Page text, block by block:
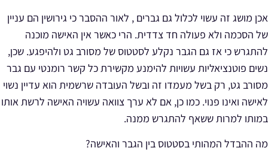
אכן מושג זה עשוי לכלול גם גברים , לאור ההסבר כי גירושין הם עניין
של הסכמה ולא פעולה חד צדדית. הרי כאשר אין האישה מוכנה
להתגרש כי אז גם הגבר נקלע לסטטוס של מסורב גט ולהיפגע. שכן,
נשים פוטנציאליות עשויות להימנע מקשירת כל קשר רומנטי עם גבר
מסורב גט, רק בשל מעמדו זה ובשל העובדה שרשמית הוא עדיין נשוי
לאישה ואינו פנוי. כמו כן, אם לא ערך צוואה עשויה האישה לרשת אותו
במותו למרות ששאף להתגרש ממנה.
מה ההבדל המהותי בסטטוס בין הגבר והאישה?